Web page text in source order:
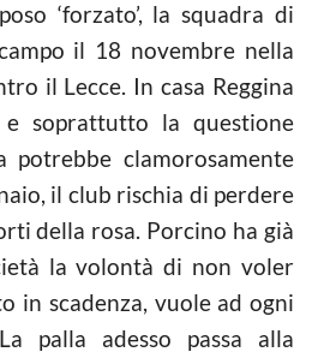
‘forzato’, la squadra di
il 18 novembre nella
il Lecce. In casa Reggina
soprattutto la questione
potrebbe clamorosamente
il club rischia di perdere
della rosa. Porcino ha già
la volontà di non voler
in scadenza, vuole ad ogni
palla adesso passa alla